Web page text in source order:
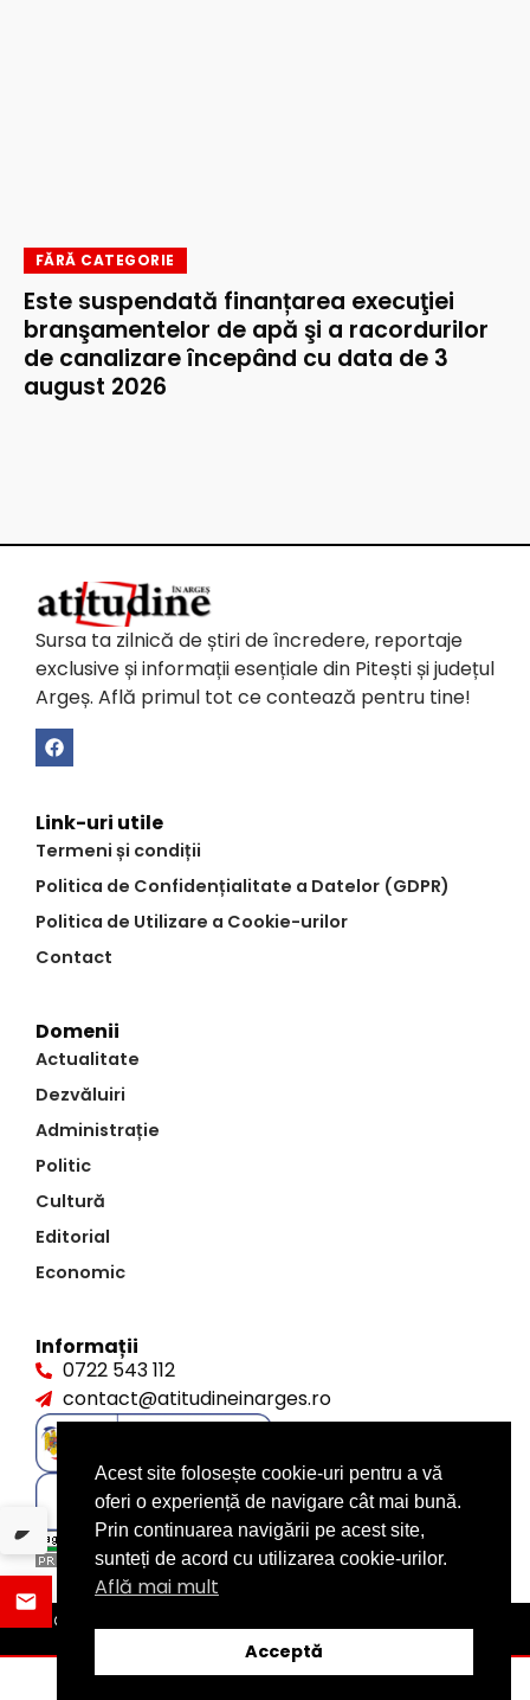
FĂRĂ CATEGORIE
Este suspendată finanțarea execuţiei
branşamentelor de apă şi a racordurilor
de canalizare începând cu data de 3
august 2026
Sursa ta zilnică de știri de încredere, reportaje
exclusive și informații esențiale din Pitești și județul
Argeș. Află primul tot ce contează pentru tine!
Link-uri utile
Termeni și condiții
Politica de Confidențialitate a Datelor (GDPR)
Politica de Utilizare a Cookie-urilor
Contact
Domenii
Actualitate
Dezvăluiri
Administrație
Politic
Cultură
Editorial
Economic
Informații
0722 543 112
contact@atitudineinarges.ro
©2026 Atitudine în Argeș. Toate drepturile rezervate
design byXITE.ro
Acest site folosește cookie-uri pentru a vă
oferi o experiență de navigare cât mai bună.
Prin continuarea navigării pe acest site,
sunteți de acord cu utilizarea cookie-urilor.
Află mai mult
Acceptă